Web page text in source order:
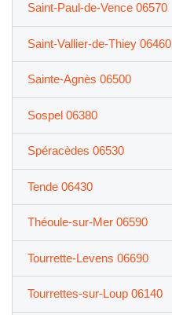
Saint-Paul-de-Vence 06570
Saint-Vallier-de-Thiey 06460
Sainte-Agnès 06500
Sospel 06380
Spéracèdes 06530
Tende 06430
Théoule-sur-Mer 06590
Tourrette-Levens 06690
Tourrettes-sur-Loup 06140